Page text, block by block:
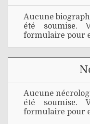
Aucune
été soumise.
formulaire pour
Aucune
été soumise.
formulaire pour